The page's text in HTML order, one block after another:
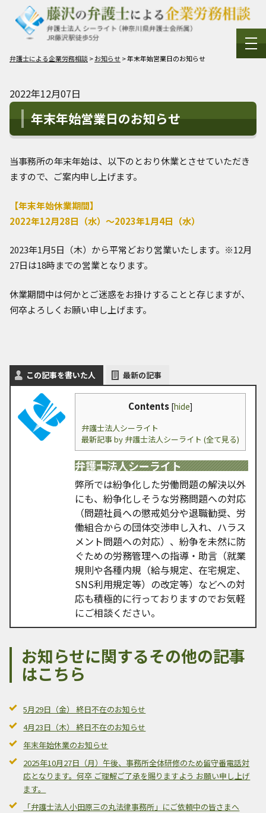
弁護士による企業労務相談 >お知らせ >年末年始営業日のお知らせ
2022年12月07日
年末年始営業日のお知らせ
当事務所の年末年始は、以下のとおり休業とさせていただき
ますので、ご案内申し上げます。
【年末年始休業期間】
2022年12月28日（水）～2023年1月4日（水）
2023年1月5日（木）から平常どおり営業いたします。※12月
27日は18時までの営業となります。
休業期間中は何かとご迷惑をお掛けすることと存じますが、
何卒よろしくお願い申し上げます。
この記事を書いた人 最新の記事
Contents [hide]
弁護士法人シーライト
最新記事 by 弁護士法人シーライト (全て見る)
弁護士法人シーライト
弊所では紛争化した労働問題の解決以外
にも、紛争化しそうな労務問題への対応
（問題社員への懲戒処分や退職勧奨、労
働組合からの団体交渉申し入れ、ハラス
メント問題への対応）、紛争を未然に防
ぐための労務管理への指導・助言（就業
規則や各種内規（給与規定、在宅規定、
SNS利用規定等）の改定等）などへの対
応も積極的に行っておりますのでお気軽
にご相談ください。
お知らせに関するその他の記事
はこちら
5月29日（金） 終日不在のお知らせ
4月23日（木） 終日不在のお知らせ
年末年始休業のお知らせ
2025年10月27日（月）午後、事務所全体研修のため留守番電話対
応となります。何卒 ご理解ご了承を賜りますよう お願い申し上げ
ます。
「弁護士法人小田原三の丸法律事務所」にご依頼中の皆さまへ